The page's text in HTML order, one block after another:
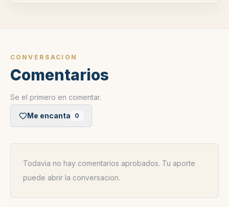
CONVERSACION
Comentarios
Se el primero en comentar.
Me encanta 0
Todavia no hay comentarios aprobados. Tu aporte
puede abrir la conversacion.